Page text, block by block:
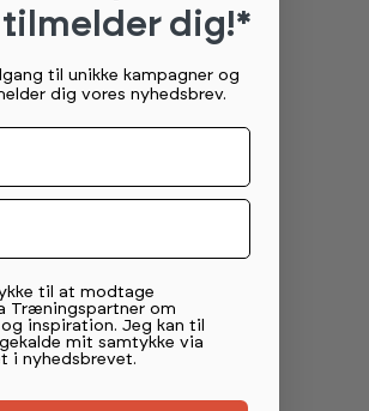
tilmelder dig!*
til unikke kampagner og
dig vores nyhedsbrev.
til at modtage
Træningspartner om
inspiration. Jeg kan til
mit samtykke via
i nyhedsbrevet.